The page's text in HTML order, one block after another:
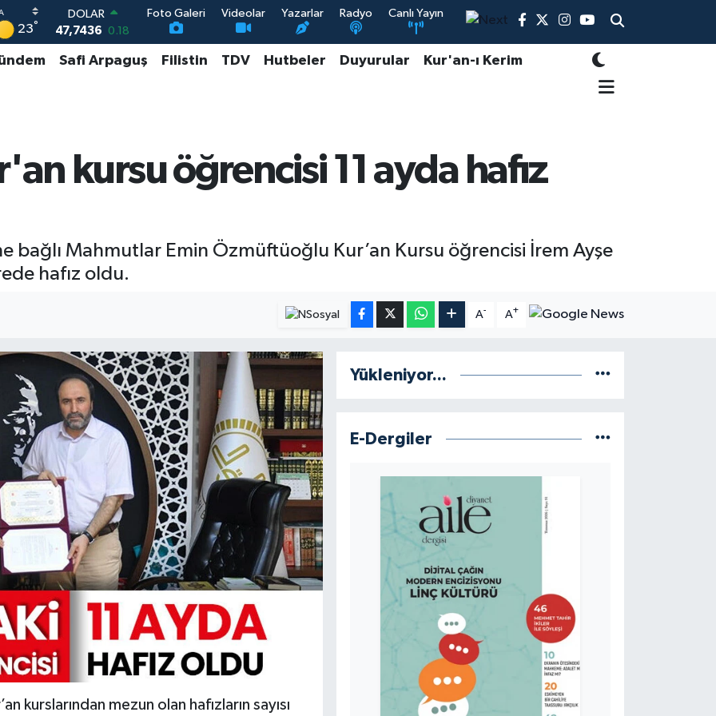
23°
DOLAR
47,7436 0.18
EURO
55,2510 0.32
13.779 -14
Foto Galeri Videolar Yazarlar Radyo Canlı Yayın
Safi Arpaguş Filistin TDV Hutbeler Duyurular Kur'an-ı Kerim
kursu öğrencisi 11 ayda hafız
bağlı Mahmutlar Emin Özmüftüoğlu Kur’an Kursu öğrencisi İrem Ayşe
hafız oldu.
A- A+
kurslarından mezun olan hafızların sayısı
Yükleniyor...
E-Dergiler